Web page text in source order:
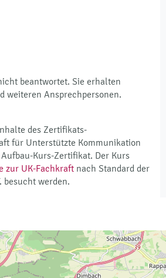
beantwortet. Sie erhalten
weiteren Ansprechpersonen.
des Zertifikats-
für Unterstützte Kommunikation
Kurs-Zertifikat. Der Kurs
zur UK-Fachkraft nach Standard der
besucht werden.